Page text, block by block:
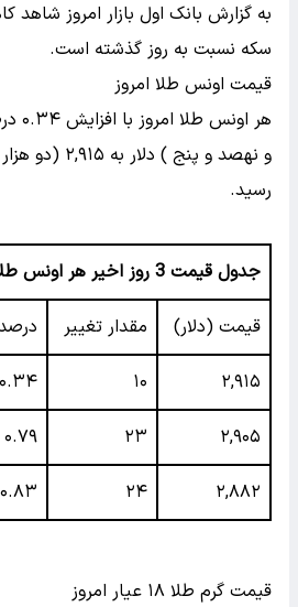
به گزارش بانک اول بازار امروز
سکه نسبت به روز گذشته است.
قیمت اونس طلا امروز
و نهصد و پنج )
رسید.
جدول قیمت 3 روز اخیر هر اونس طلا
قیمت (دلار) مقدار تغییر
۲,۹۱۵ ۱۰ ۰.۳۴
۲,۹۰۵ ۲۳ ۰.۷۹
۲,۸۸۲ ۲۴ ۰.۸۳
قیمت گرم طلا ۱۸ عیار امروز